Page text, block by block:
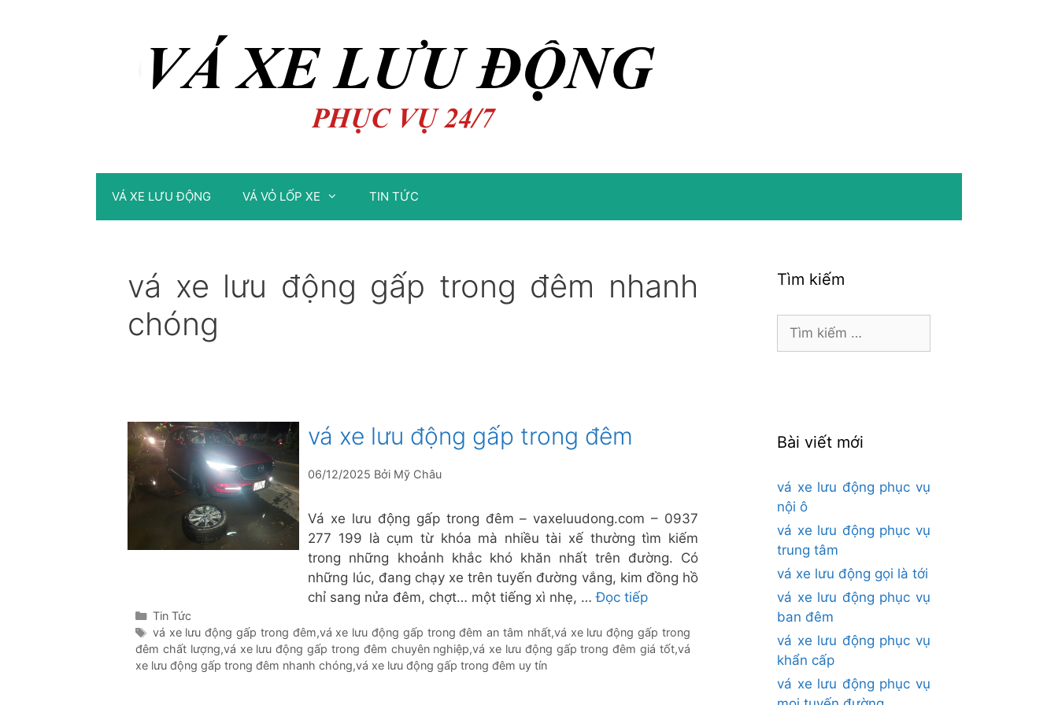
VÁ XE LƯU ĐỘNG VÁ VỎ LỐP XE TIN TỨC
vá xe lưu động gấp trong đêm nhanh
chóng
vá xe lưu động gấp trong đêm
06/12/2025 Bởi Mỹ Châu
Vá xe lưu động gấp trong đêm – vaxeluudong.com – 0937
277 199 là cụm từ khóa mà nhiều tài xế thường tìm kiếm
trong những khoảnh khắc khó khăn nhất trên đường. Có
những lúc, đang chạy xe trên tuyến đường vắng, kim đồng hồ
chỉ sang nửa đêm, chợt… một tiếng xì nhẹ, …Đọc tiếp
Danh
mục
Tin Tức
Thẻ
vá xe lưu động gấp trong đêm,vá xe lưu động gấp trong đêm an tâm nhất,vá xe lưu động gấp trong
đêm chất lượng,vá xe lưu động gấp trong đêm chuyên nghiệp,vá xe lưu động gấp trong đêm giá tốt,vá
xe lưu động gấp trong đêm nhanh chóng,vá xe lưu động gấp trong đêm uy tín
Tìm kiếm
Tìm
Bài viết mới
vá xe lưu động phục vụ
nội ô
vá xe lưu động phục vụ
trung tâm
vá xe lưu động gọi là tới
vá xe lưu động phục vụ
ban đêm
vá xe lưu động phục vụ
khẩn cấp
vá xe lưu động phục vụ